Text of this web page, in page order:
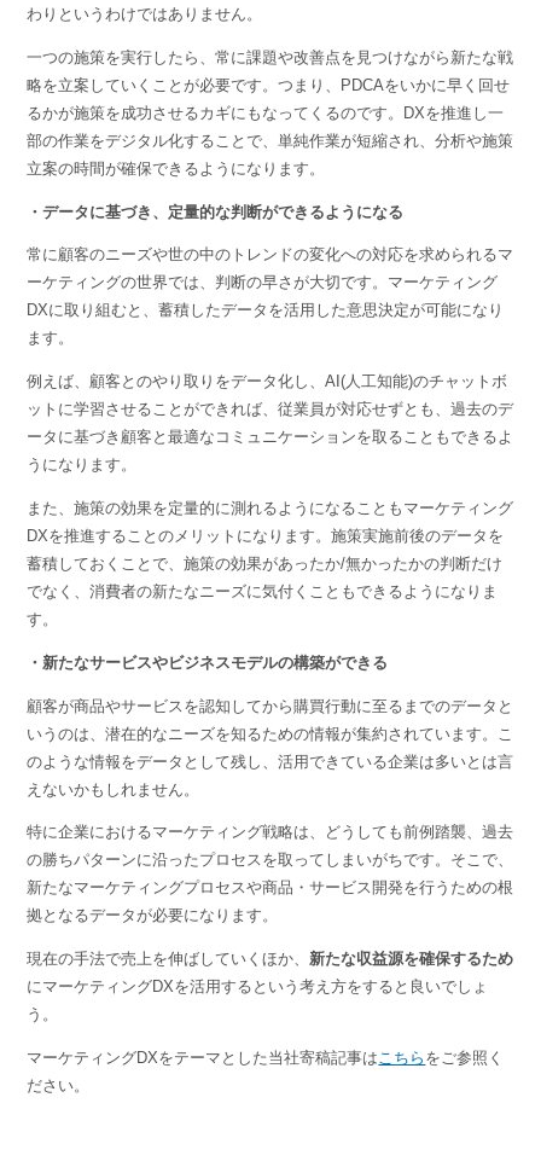
わりというわけではありません。
一つの施策を実行したら、常に課題や改善点を見つけながら新たな戦
略を立案していくことが必要です。つまり、PDCAをいかに早く回せ
るかが施策を成功させるカギにもなってくるのです。DXを推進し一
部の作業をデジタル化することで、単純作業が短縮され、分析や施策
立案の時間が確保できるようになります。
・データに基づき、定量的な判断ができるようになる
常に顧客のニーズや世の中のトレンドの変化への対応を求められるマ
ーケティングの世界では、判断の早さが大切です。マーケティング
DXに取り組むと、蓄積したデータを活用した意思決定が可能になり
ます。
例えば、顧客とのやり取りをデータ化し、AI(人工知能)のチャットボ
ットに学習させることができれば、従業員が対応せずとも、過去のデ
ータに基づき顧客と最適なコミュニケーションを取ることもできるよ
うになります。
また、施策の効果を定量的に測れるようになることもマーケティング
DXを推進することのメリットになります。施策実施前後のデータを
蓄積しておくことで、施策の効果があったか/無かったかの判断だけ
でなく、消費者の新たなニーズに気付くこともできるようになりま
す。
・新たなサービスやビジネスモデルの構築ができる
顧客が商品やサービスを認知してから購買行動に至るまでのデータと
いうのは、潜在的なニーズを知るための情報が集約されています。こ
のような情報をデータとして残し、活用できている企業は多いとは言
えないかもしれません。
特に企業におけるマーケティング戦略は、どうしても前例踏襲、過去
の勝ちパターンに沿ったプロセスを取ってしまいがちです。そこで、
新たなマーケティングプロセスや商品・サービス開発を行うための根
拠となるデータが必要になります。
現在の手法で売上を伸ばしていくほか、新たな収益源を確保するため
にマーケティングDXを活用するという考え方をすると良いでしょ
う。
マーケティングDXをテーマとした当社寄稿記事はこちら をご参照く
ださい。